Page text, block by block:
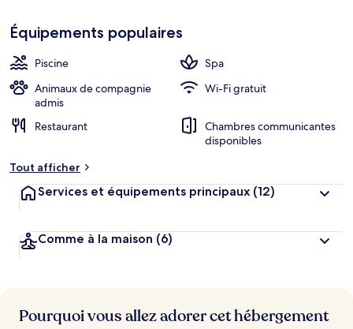
Équipements populaires
Piscine
Spa
Animaux de compagnie
admis
Wi-Fi gratuit
Restaurant
Chambres communicantes
disponibles
Tout afficher
Services et équipements principaux (12)
Comme à la maison (6)
Pourquoi vous allez adorer cet hébergement